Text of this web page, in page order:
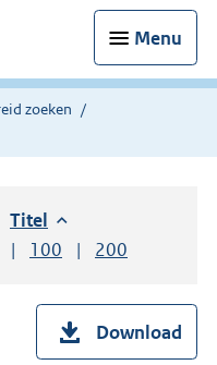
Menu
zoeken
Sorteer op:
Titel aflopend
paginaper pagina
resultaten per pagina
Toon
100 resultaten per
Toon
200
Download